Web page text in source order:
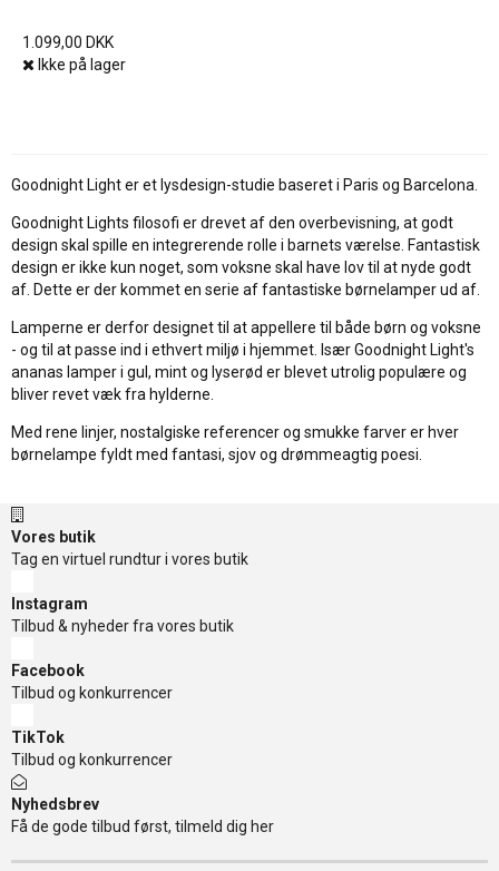
1.099,00 DKK
Ikke på lager
Goodnight Light er et lysdesign-studie baseret i Paris og Barcelona.
Goodnight Lights filosofi er drevet af den overbevisning, at godt
design skal spille en integrerende rolle i barnets værelse. Fantastisk
design er ikke kun noget, som voksne skal have lov til at nyde godt
af. Dette er der kommet en serie af fantastiske børnelamper ud af.
Lamperne er derfor designet til at appellere til både børn og voksne
- og til at passe ind i ethvert miljø i hjemmet. Især Goodnight Light's
ananas lamper i gul, mint og lyserød er blevet utrolig populære og
bliver revet væk fra hylderne.
Med rene linjer, nostalgiske referencer og smukke farver er hver
børnelampe fyldt med fantasi, sjov og drømmeagtig poesi.
Vores butik
Tag en virtuel rundtur i vores butik
Instagram
Tilbud & nyheder fra vores butik
Facebook
Tilbud og konkurrencer
TikTok
Tilbud og konkurrencer
Nyhedsbrev
Få de gode tilbud først, tilmeld dig her